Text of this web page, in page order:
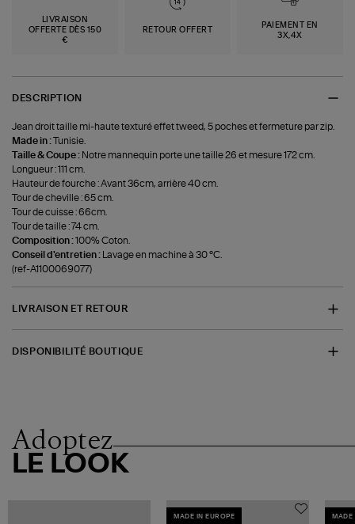
LIVRAISON
OFFERTE DÈS 150
€
RETOUR OFFERT
PAIEMENT EN
3X,4X
DESCRIPTION
Jean droit taille mi-haute texturé effet tweed, 5 poches et fermeture par zip.
Made in :
Tunisie.
Taille & Coupe : Notre mannequin porte une taille 26 et mesure 172 cm.
Longueur : 111 cm.
Hauteur de fourche : Avant 36cm, arrière 40 cm.
Tour de cheville : 65 cm.
Tour de cuisse : 66cm.
Tour de taille : 74 cm.
Composition :100% Coton.
Conseil d'entretien : Lavage en machine à 30 °C.
(ref-A1100069077)
LIVRAISON ET RETOUR
DISPONIBILITÉ BOUTIQUE
Adoptez
LE LOOK
MADE IN EUROPE MADE